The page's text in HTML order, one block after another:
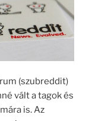
(szubreddit)
vált a tagok és
is. Az